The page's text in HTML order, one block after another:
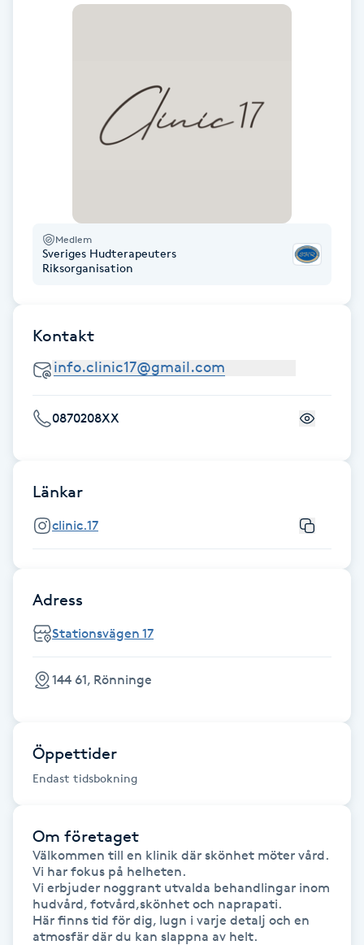
Fransk manikyr
Färgning
Föning
Gelenaglar
Gellack
Gravidmassage
Gravidyoga
Gruppträning
Gua Sha-massage
Hatha Yoga
Headspa
Healing
Medlem
Sveriges Hudterapeuters
Riksorganisation
Kontakt
0870208XX
Länkar
clinic.17
Adress
Stationsvägen 17
144 61, Rönninge
Öppettider
Endast tidsbokning
Om företaget
Välkommen till en klinik där skönhet möter vård.
Vi har fokus på helheten.
Vi erbjuder noggrant utvalda behandlingar inom
hudvård, fotvård,skönhet och naprapati.
Här finns tid för dig, lugn i varje detalj och en
atmosfär där du kan slappna av helt.